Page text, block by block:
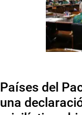
Países del
una